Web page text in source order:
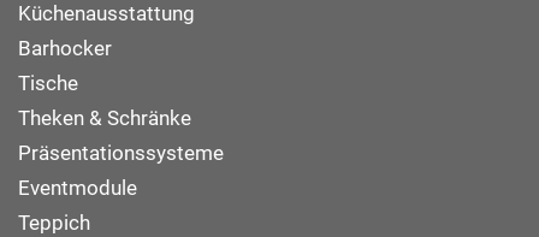
Küchenausstattung
Barhocker
Tische
Theken & Schränke
Präsentationssysteme
Eventmodule
Teppich